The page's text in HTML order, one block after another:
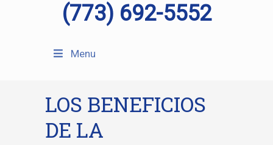
(773) 692-5552
Menu
LOS BENEFICIOS
DE LA